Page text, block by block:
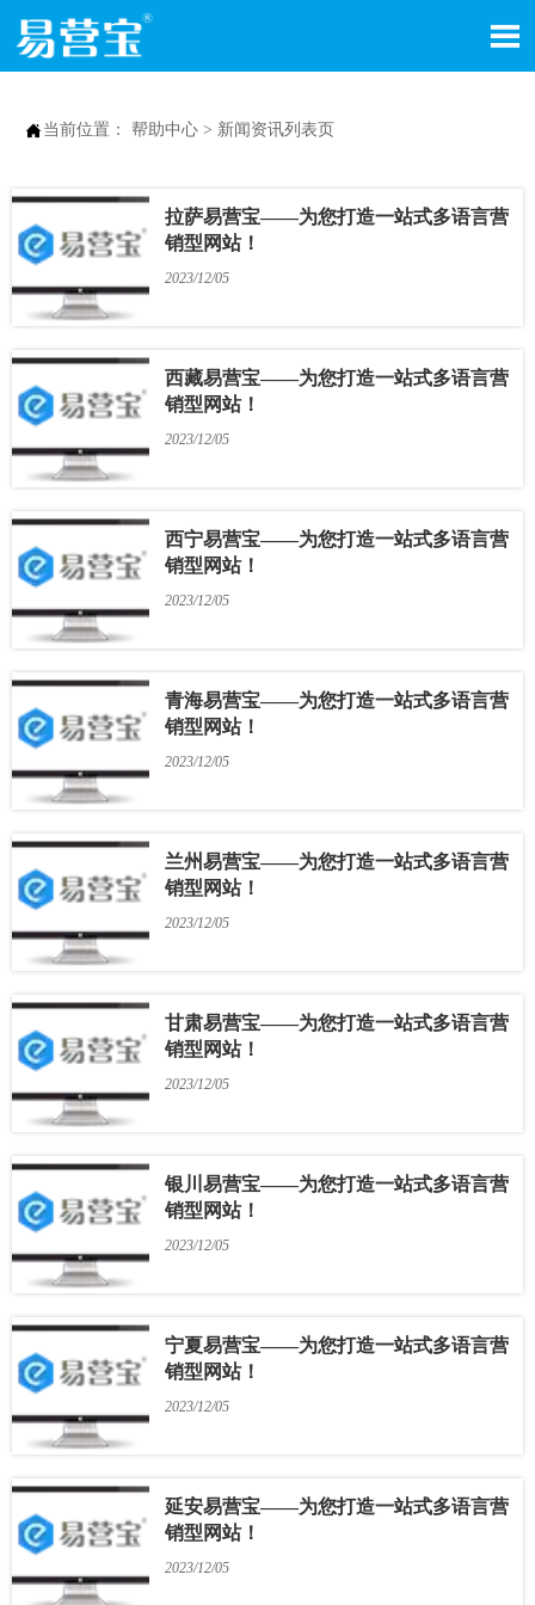

 当前位置： 帮助中心 > 新闻资讯列表页
拉萨易营宝——为您打造一站式多语言营
销型网站！
2023/12/05
西藏易营宝——为您打造一站式多语言营
销型网站！
2023/12/05
西宁易营宝——为您打造一站式多语言营
销型网站！
2023/12/05
青海易营宝——为您打造一站式多语言营
销型网站！
2023/12/05
兰州易营宝——为您打造一站式多语言营
销型网站！
2023/12/05
甘肃易营宝——为您打造一站式多语言营
销型网站！
2023/12/05
银川易营宝——为您打造一站式多语言营
销型网站！
2023/12/05
宁夏易营宝——为您打造一站式多语言营
销型网站！
2023/12/05
延安易营宝——为您打造一站式多语言营
销型网站！
2023/12/05